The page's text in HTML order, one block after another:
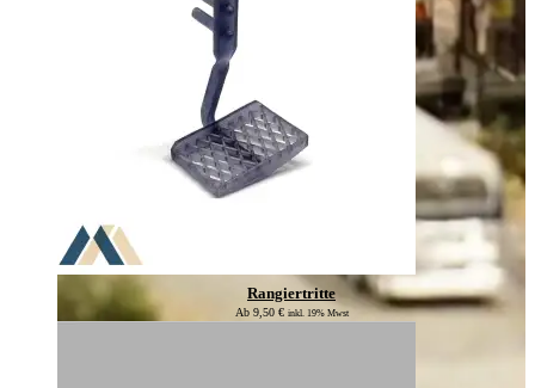
Rangiertritte
Ab 9,50 € inkl. 19% Mwst